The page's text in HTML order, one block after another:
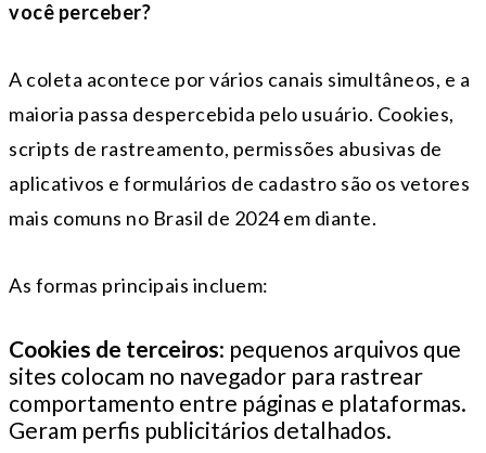
você perceber?
A coleta acontece por vários canais simultâneos, e a
maioria passa despercebida pelo usuário. Cookies,
scripts de rastreamento, permissões abusivas de
aplicativos e formulários de cadastro são os vetores
mais comuns no Brasil de 2024 em diante.
As formas principais incluem:
Cookies de terceiros: pequenos arquivos que
sites colocam no navegador para rastrear
comportamento entre páginas e plataformas.
Geram perfis publicitários detalhados.